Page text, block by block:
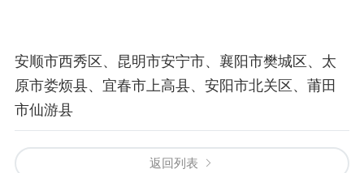
安顺市西秀区、昆明市安宁市、襄阳市樊城区、太
原市娄烦县、宜春市上高县、安阳市北关区、莆田
市仙游县
返回列表